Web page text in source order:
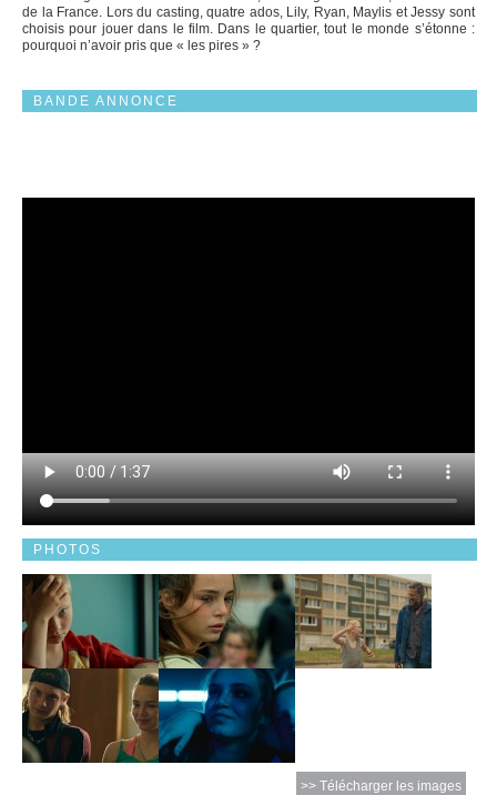
de la France. Lors du casting, quatre ados, Lily, Ryan, Maylis et Jessy sont
choisis pour jouer dans le film. Dans le quartier, tout le monde s’étonne :
pourquoi n’avoir pris que « les pires » ?
BANDE ANNONCE
PHOTOS
>> Télécharger les images